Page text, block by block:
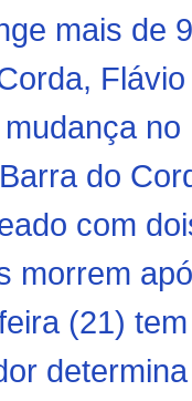
mais de
do
com
morrem
(21)